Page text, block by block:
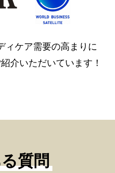
ィケア需要の高まりに
介いただいています！
質問